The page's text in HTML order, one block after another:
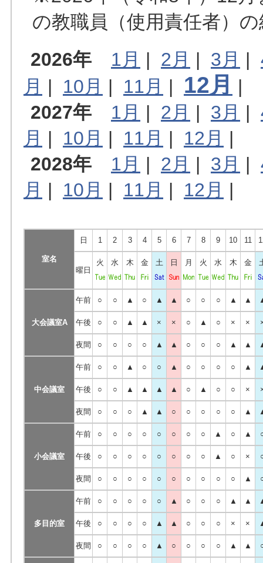
の教職員（使用責任者）
2026年
1月 | 2月 | 3月 |
月 | 10月 | 11月 | 12月
|
2027年
1月 | 2月 | 3月 |
月 | 10月 | 11月 | 12月 |
2028年
1月 | 2月 | 3月 |
月 | 10月 | 11月 | 12月 |
室名
日 1 2 3 4 5 6 7 8 9 10 11
曜日
火 水 木 金 土 日 月 火 水 木 金
大会議室A
午前 ○ ○ ▲ ○ ▲ ▲ ○ ○ ○ ▲ ▲
午後 ○ ○ ▲ ▲ × × ○ ▲ ○ × ×
夜間 ○ ○ ○ ○ ▲ ▲ ○ ○ ○ ▲ ▲
中会議室
午前 ○ ○ ▲ ○ ○ ▲ ○ ○ ○ ○ ▲
午後 ○ ○ ▲ ▲ ▲ ▲ ○ ▲ ○ ○ ×
夜間 ○ ○ ○ ▲ ▲ ○ ○ ○ ○ ○ ▲
小会議室
午前 ○ ○ ○ ○ ○ ○ ○ ○ ▲ ○ ▲
午後 ○ ○ ○ ○ ○ ○ ○ ○ ▲ ○ ×
夜間 ○ ○ ○ ○ ○ ○ ○ ○ ○ ○ ▲
多目的室
午前 ○ ○ ○ ○ ○ ▲ ○ ○ ○ ▲ ▲
午後 ○ ○ ○ ○ ▲ ▲ ○ ○ ○ × ×
夜間 ○ ○ ○ ○ ▲ ○ ○ ○ ○ ▲ ▲